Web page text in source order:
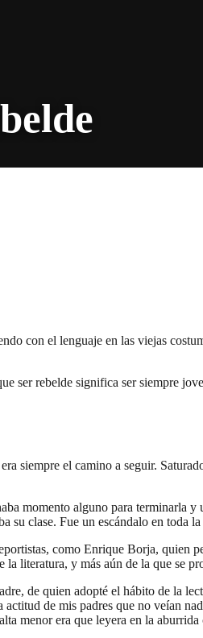
con el lenguaje en las viejas
ser rebelde significa ser siempre
siempre el camino a seguir.
momento alguno para terminarla
su clase. Fue un escándalo en toda
como Enrique Borja, quien
la literatura, y más aún de la que se
de quien adopté el hábito de la
de mis padres que no veían
menor era que leyera en la